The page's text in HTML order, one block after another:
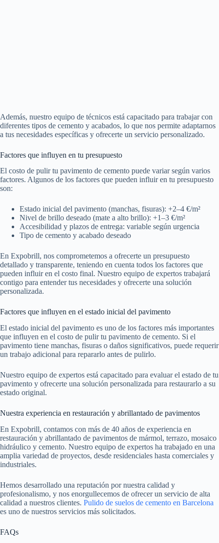
Además, nuestro equipo de técnicos está capacitado para trabajar con
diferentes tipos de cemento y acabados, lo que nos permite adaptarnos
a tus necesidades específicas y ofrecerte un servicio personalizado.
Factores que influyen en tu presupuesto
El costo de pulir tu pavimento de cemento puede variar según varios
factores. Algunos de los factores que pueden influir en tu presupuesto
son:
Estado inicial del pavimento (manchas, fisuras): +2–4 €/m²
Nivel de brillo deseado (mate a alto brillo): +1–3 €/m²
Accesibilidad y plazos de entrega: variable según urgencia
Tipo de cemento y acabado deseado
En Expobrill, nos comprometemos a ofrecerte un presupuesto
detallado y transparente, teniendo en cuenta todos los factores que
pueden influir en el costo final. Nuestro equipo de expertos trabajará
contigo para entender tus necesidades y ofrecerte una solución
personalizada.
Factores que influyen en el estado inicial del pavimento
El estado inicial del pavimento es uno de los factores más importantes
que influyen en el costo de pulir tu pavimento de cemento. Si el
pavimento tiene manchas, fisuras o daños significativos, puede requerir
un trabajo adicional para repararlo antes de pulirlo.
Nuestro equipo de expertos está capacitado para evaluar el estado de tu
pavimento y ofrecerte una solución personalizada para restaurarlo a su
estado original.
Nuestra experiencia en restauración y abrillantado de pavimentos
En Expobrill, contamos con más de 40 años de experiencia en
restauración y abrillantado de pavimentos de mármol, terrazo, mosaico
hidráulico y cemento. Nuestro equipo de expertos ha trabajado en una
amplia variedad de proyectos, desde residenciales hasta comerciales y
industriales.
Hemos desarrollado una reputación por nuestra calidad y
profesionalismo, y nos enorgullecemos de ofrecer un servicio de alta
calidad a nuestros clientes. Pulido de suelos de cemento en Barcelona
es uno de nuestros servicios más solicitados.
FAQs